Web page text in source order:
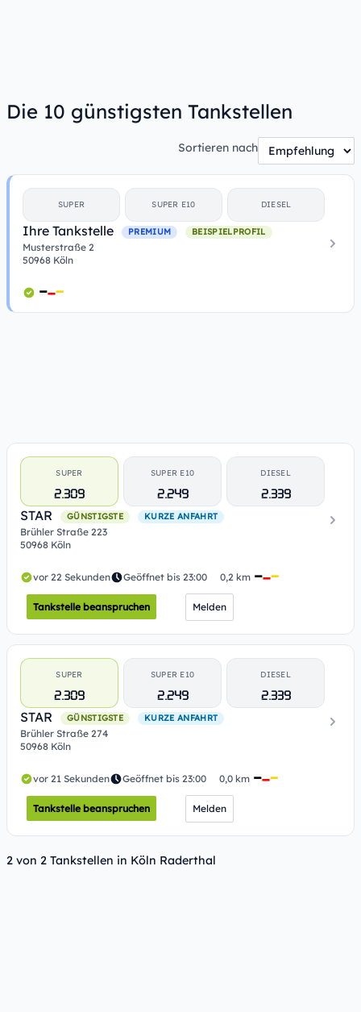
Die 10 günstigsten Tankstellen
Sortieren nach
SUPER SUPER E10 DIESEL
Ihre Tankstelle PREMIUM BEISPIELPROFIL
Musterstraße 2
50968 Köln
SUPER
2.309
SUPER E10
2.249
DIESEL
2.339
STAR
GÜNSTIGSTE KURZE ANFAHRT
Brühler Straße 223
50968 Köln
vor 22 Sekunden Geöffnet bis 23:00 0,2 km
Tankstelle beanspruchen Melden
SUPER
2.309
SUPER E10
2.249
DIESEL
2.339
STAR
GÜNSTIGSTE KURZE ANFAHRT
Brühler Straße 274
50968 Köln
vor 21 Sekunden Geöffnet bis 23:00 0,0 km
Tankstelle beanspruchen Melden
2 von 2 Tankstellen in Köln Raderthal